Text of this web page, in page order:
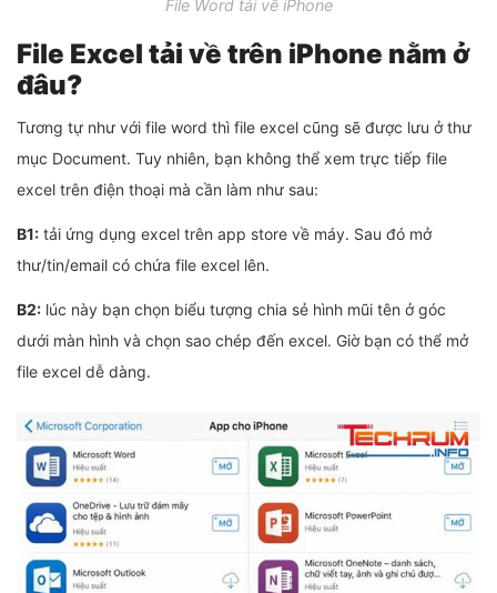
File Word tải về iPhone
File Excel tải về trên iPhone nằm ở
đâu?
Tương tự như với file word thì file excel cũng sẽ được lưu ở thư
mục Document. Tuy nhiên, bạn không thể xem trực tiếp file
excel trên điện thoại mà cần làm như sau:
B1: tải ứng dụng excel trên app store về máy. Sau đó mở
thư/tin/email có chứa file excel lên.
B2: lúc này bạn chọn biểu tượng chia sẻ hình mũi tên ở góc
dưới màn hình và chọn sao chép đến excel. Giờ bạn có thể mở
file excel dễ dàng.